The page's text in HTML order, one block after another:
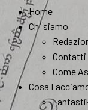
Home
Chi siamo
Contatti
Come
Cosa